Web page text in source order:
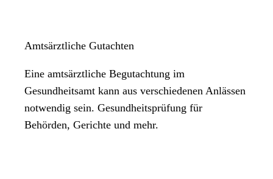
Amtsärztliche Gutachten
Eine amtsärztliche Begutachtung im
Gesundheitsamt kann aus verschiedenen Anlässen
notwendig sein. Gesundheitsprüfung für
Behörden, Gerichte und mehr.